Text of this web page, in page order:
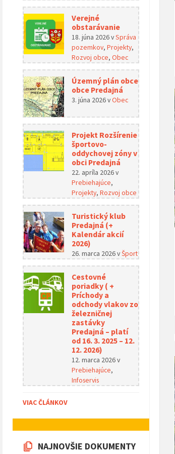
Verejné
obstarávanie
18. júna 2026vSpráva
pozemkov, Projekty,
Rozvoj obce, Obec
Územný plán obce
obce Predajná
3. júna 2026vObec
Projekt Rozšírenie
športovo-
oddychovej zóny v
obci Predajná
22. apríla 2026v
Prebiehajúce,
Projekty, Rozvoj obce
Turistický klub
Predajná (+
Kalendár akcií
2026)
26. marca 2026vŠport
Cestovné
poriadky ( +
Príchody a
odchody vlakov zo
železničnej
zastávky
Predajná – platí
od 16. 3. 2025 – 12.
12. 2026)
12. marca 2026v
Prebiehajúce,
Infoservis
VIAC ČLÁNKOV
NAJNOVŠIE DOKUMENTY